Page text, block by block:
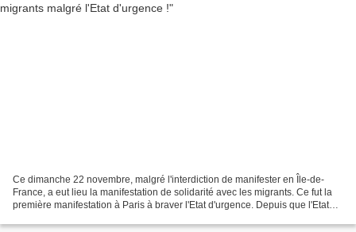
Ce dimanche 22 novembre, malgré l'interdiction de manifester en Île-de-
France, a eut lieu la manifestation de solidarité avec les migrants. Ce fut la
première manifestation à Paris à braver l'Etat d'urgence. Depuis que l'Etat